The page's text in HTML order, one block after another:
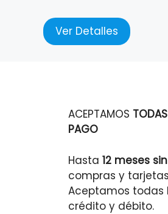
Ver Detalles
ACEPTAMOS
PAGO
Hasta 12 meses
compras y
Aceptamos todas
crédito y débito.